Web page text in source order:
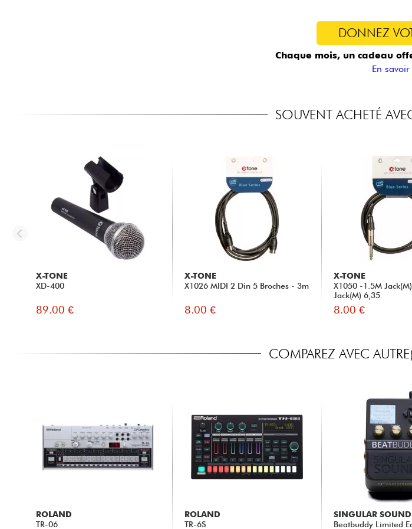
DONNEZ
Chaque mois, un cadeau
En
SOUVENT ACHETÉ
X-TONE
XD-400
89.00 €
X-TONE
X1026 MIDI 2 Din 5 Broches - 3m
8.00 €
X-TONE
X1050 -1.5M
Jack(M) 6,35
8.00 €
COMPAREZ AVEC
ROLAND
TR-06
ROLAND
TR-6S
SINGULAR SOUND
Beatbuddy Limited